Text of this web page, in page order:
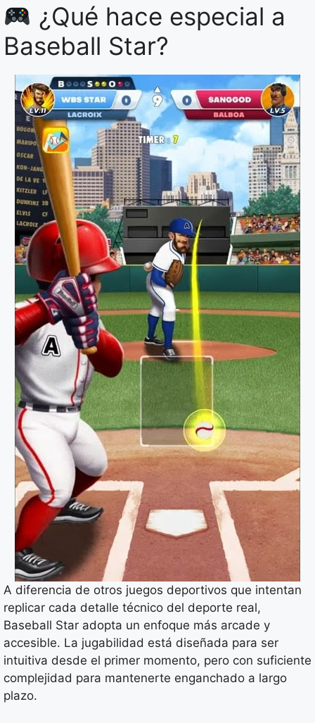
¿Qué hace especial a
Baseball Star?
A diferencia de otros juegos deportivos que intentan
replicar cada detalle técnico del deporte real,
Baseball Star adopta un enfoque más arcade y
accesible. La jugabilidad está diseñada para ser
intuitiva desde el primer momento, pero con suficiente
complejidad para mantenerte enganchado a largo
plazo.